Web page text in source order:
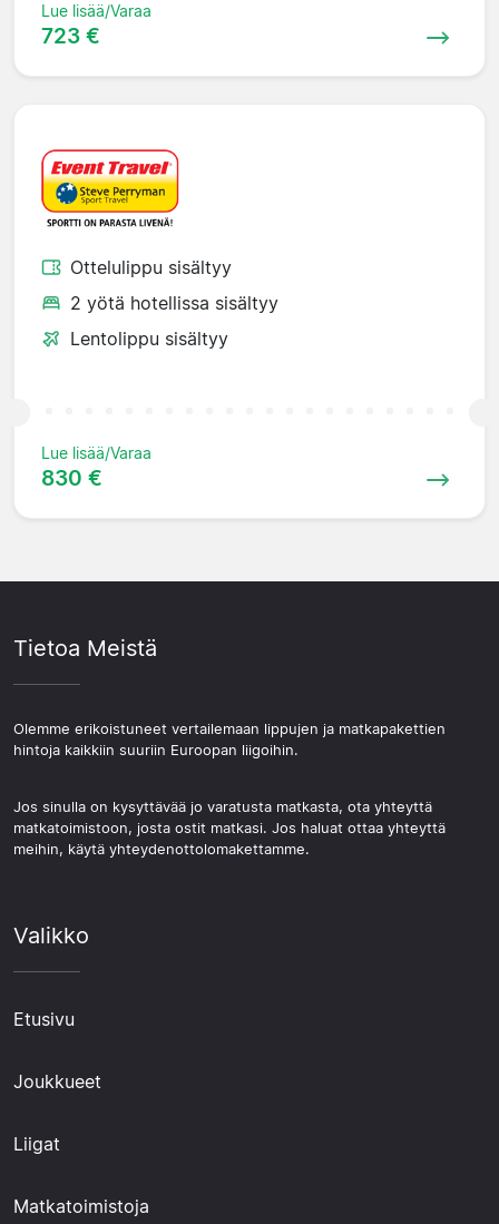
Lue lisää/Varaa
723 €
Ottelulippu sisältyy
2 yötä hotellissa sisältyy
Lentolippu sisältyy
Lue lisää/Varaa
830 €
Tietoa Meistä
Olemme erikoistuneet vertailemaan lippujen ja matkapakettien
hintoja kaikkiin suuriin Euroopan liigoihin.
Jos sinulla on kysyttävää jo varatusta matkasta, ota yhteyttä
matkatoimistoon, josta ostit matkasi. Jos haluat ottaa yhteyttä
meihin, käytä yhteydenottolomakettamme.
Valikko
Etusivu
Joukkueet
Liigat
Matkatoimistoja